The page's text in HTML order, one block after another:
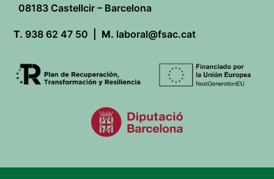
08183 Castellcir – Barcelona
T. 938 62 47 50 | M. laboral@fsac.cat